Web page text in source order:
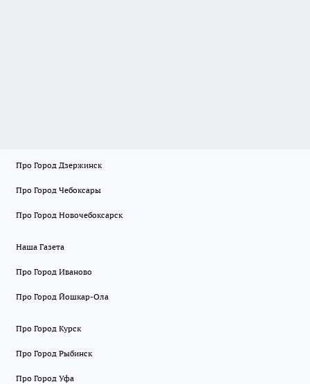
Про Город Дзержинск
Про Город Чебоксары
Про Город Новочебоксарск
Наша Газета
Про Город Иваново
Про Город Йошкар-Ола
Про Город Курск
Про Город Рыбинск
Про Город Уфа